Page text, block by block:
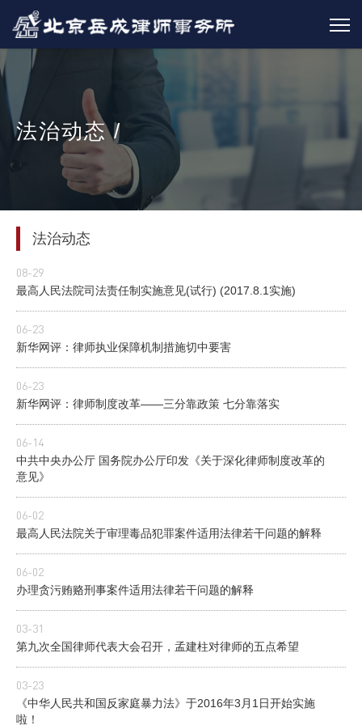
法治动态 /
法治动态
08-29
最高人民法院司法责任制实施意见(试行) (2017.8.1实施)
06-23
新华网评：律师执业保障机制措施切中要害
06-23
新华网评：律师制度改革——三分靠政策 七分靠落实
06-14
中共中央办公厅 国务院办公厅印发《关于深化律师制度改革的
意见》
06-02
最高人民法院关于审理毒品犯罪案件适用法律若干问题的解释
06-02
办理贪污贿赂刑事案件适用法律若干问题的解释
03-31
第九次全国律师代表大会召开，孟建柱对律师的五点希望
03-23
《中华人民共和国反家庭暴力法》于2016年3月1日开始实施
啦！